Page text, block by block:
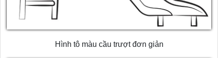
Hình tô màu cầu trượt đơn giản